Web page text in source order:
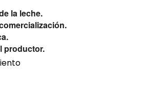
la leche.
productor.